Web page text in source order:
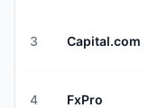
3 Capital.com
4 FxPro